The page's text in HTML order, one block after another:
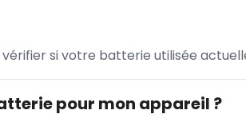
si votre batterie utilisée
pour mon appareil ?